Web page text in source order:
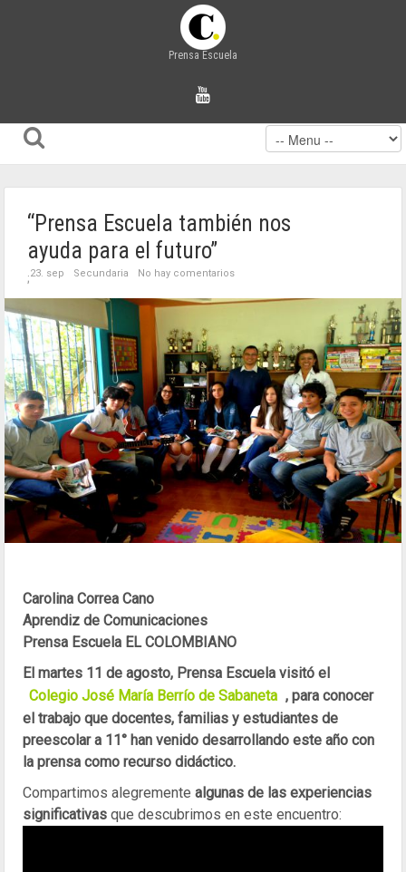
Prensa Escuela
“Prensa Escuela también nos
ayuda para el futuro”
;23. sep Secundaria No hay comentarios
Carolina Correa Cano
Aprendiz de Comunicaciones
Prensa Escuela EL COLOMBIANO
El martes 11 de agosto, Prensa Escuela visitó el
Colegio José María Berrío de Sabaneta , para conocer
el trabajo que docentes, familias y estudiantes de
preescolar a 11° han venido desarrollando este año con
la prensa como recurso didáctico.
Compartimos alegremente algunas de las experiencias
significativas que descubrimos en este encuentro: